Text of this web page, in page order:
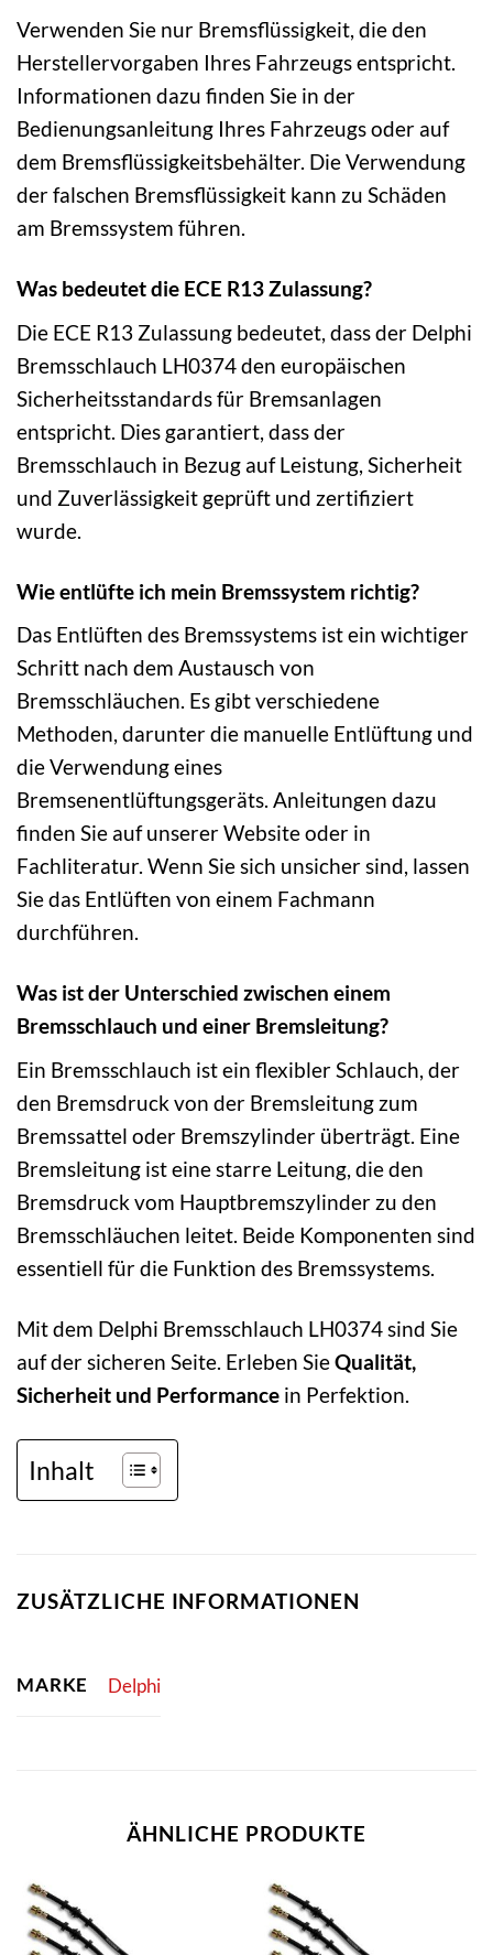
Verwenden Sie nur Bremsflüssigkeit, die den
Herstellervorgaben Ihres Fahrzeugs entspricht.
Informationen dazu finden Sie in der
Bedienungsanleitung Ihres Fahrzeugs oder auf
dem Bremsflüssigkeitsbehälter. Die Verwendung
der falschen Bremsflüssigkeit kann zu Schäden
am Bremssystem führen.
Was bedeutet die ECE R13 Zulassung?
Die ECE R13 Zulassung bedeutet, dass der Delphi
Bremsschlauch LH0374 den europäischen
Sicherheitsstandards für Bremsanlagen
entspricht. Dies garantiert, dass der
Bremsschlauch in Bezug auf Leistung, Sicherheit
und Zuverlässigkeit geprüft und zertifiziert
wurde.
Wie entlüfte ich mein Bremssystem richtig?
Das Entlüften des Bremssystems ist ein wichtiger
Schritt nach dem Austausch von
Bremsschläuchen. Es gibt verschiedene
Methoden, darunter die manuelle Entlüftung und
die Verwendung eines
Bremsenentlüftungsgeräts. Anleitungen dazu
finden Sie auf unserer Website oder in
Fachliteratur. Wenn Sie sich unsicher sind, lassen
Sie das Entlüften von einem Fachmann
durchführen.
Was ist der Unterschied zwischen einem
Bremsschlauch und einer Bremsleitung?
Ein Bremsschlauch ist ein flexibler Schlauch, der
den Bremsdruck von der Bremsleitung zum
Bremssattel oder Bremszylinder überträgt. Eine
Bremsleitung ist eine starre Leitung, die den
Bremsdruck vom Hauptbremszylinder zu den
Bremsschläuchen leitet. Beide Komponenten sind
essentiell für die Funktion des Bremssystems.
Mit dem Delphi Bremsschlauch LH0374 sind Sie
auf der sicheren Seite. Erleben SieQualität,
Sicherheit und Performance in Perfektion.
Inhalt
ZUSÄTZLICHE INFORMATIONEN
MARKE Delphi
ÄHNLICHE PRODUKTE